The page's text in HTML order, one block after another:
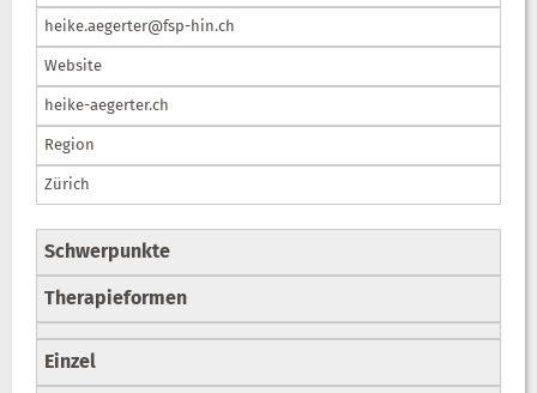
heike.aegerter@fsp-hin.ch
Website
heike-aegerter.ch
Region
Zürich
Schwerpunkte
Therapieformen
Einzel